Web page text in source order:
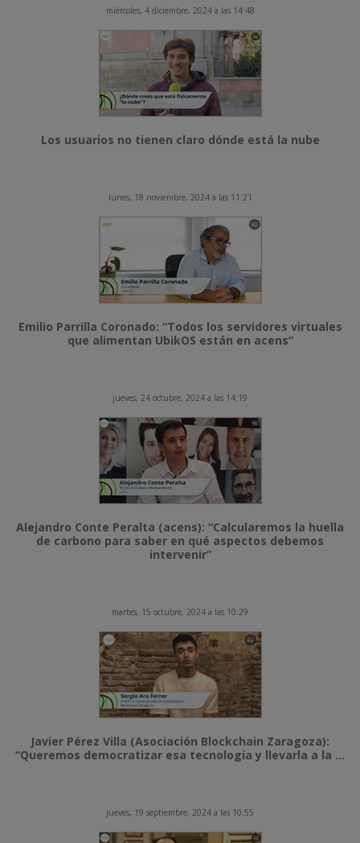
miércoles, 4 diciembre, 2024 a las 14:48
Los usuarios no tienen claro dónde está la nube
lunes, 18 noviembre, 2024 a las 11:21
Emilio Parrilla Coronado: “Todos los servidores virtuales
que alimentan UbikOS están en acens”
jueves, 24 octubre, 2024 a las 14:19
Alejandro Conte Peralta (acens): “Calcularemos la huella
de carbono para saber en qué aspectos debemos
intervenir”
martes, 15 octubre, 2024 a las 10:29
Javier Pérez Villa (Asociación Blockchain Zaragoza):
“Queremos democratizar esa tecnología y llevarla a la ...
jueves, 19 septiembre, 2024 a las 10:55